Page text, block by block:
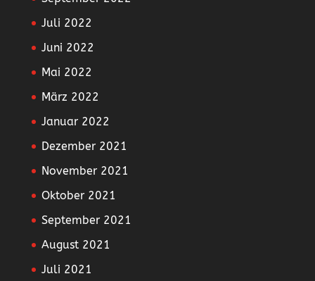
Juli 2022
Juni 2022
Mai 2022
März 2022
Januar 2022
Dezember 2021
November 2021
Oktober 2021
September 2021
August 2021
Juli 2021